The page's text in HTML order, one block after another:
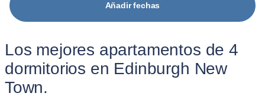
Añadir fechas
Los mejores apartamentos de 4
dormitorios en Edinburgh New
Town.